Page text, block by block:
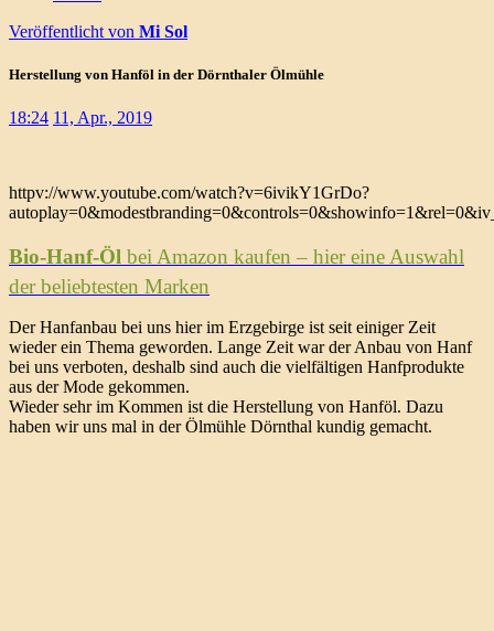
Veröffentlicht von Mi Sol
Herstellung von Hanföl in der Dörnthaler Ölmühle
18:24 11, Apr., 2019
httpv://www.youtube.com/watch?v=6ivikY1GrDo?
Bio-Hanf-Öl bei Amazon kaufen – hier eine Auswahl
der beliebtesten Marken
Der Hanfanbau bei uns hier im Erzgebirge ist seit einiger Zeit
wieder ein Thema geworden. Lange Zeit war der Anbau von Hanf
bei uns verboten, deshalb sind auch die vielfältigen Hanfprodukte
aus der Mode gekommen.
Wieder sehr im Kommen ist die Herstellung von Hanföl. Dazu
haben wir uns mal in der Ölmühle Dörnthal kundig gemacht.